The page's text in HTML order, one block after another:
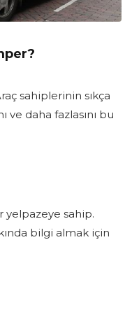
sahiplerinin sıkça
ve daha fazlasını bu
yelpazeye sahip.
bilgi almak için